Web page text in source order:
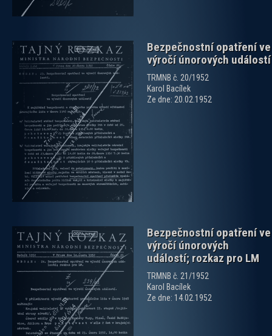
Bezpečnostní opatření ve
výročí únorových událostí
TRMNB č. 20/1952
Karol Bacílek
Ze dne: 20.02.1952
Bezpečnostní opatření ve
výročí únorových
událostí; rozkaz pro LM
TRMNB č. 21/1952
Karol Bacílek
Ze dne: 14.02.1952
zobrazit PDF dokument
zobrazit PDF dokument